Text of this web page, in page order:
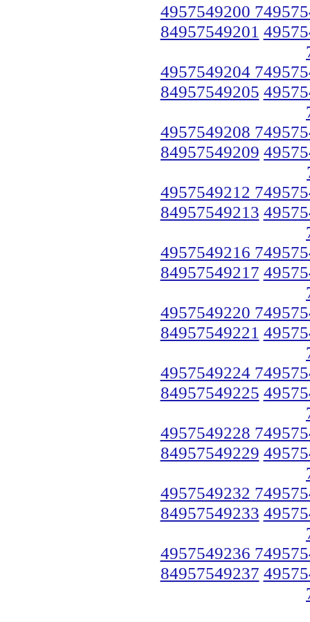
4957549200
84957549201
4957549204
84957549205
4957549208
84957549209
4957549212
84957549213
4957549216
84957549217
4957549220
84957549221
4957549224
84957549225
4957549228
84957549229
4957549232
84957549233
4957549236
84957549237